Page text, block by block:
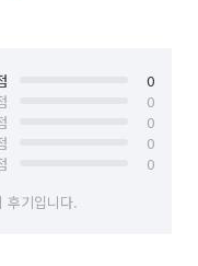
0
0
0
0
0
후기입니다.